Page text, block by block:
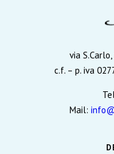
via
c.f. – p. iva
Mail: